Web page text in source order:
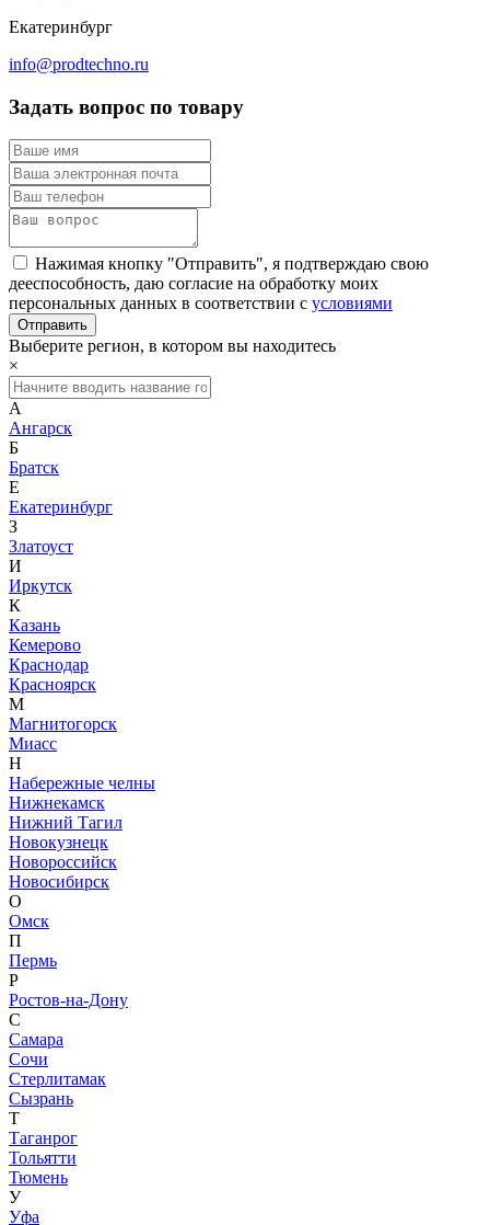
Екатеринбург
info@prodtechno.ru
Задать вопрос по товару
Нажимая кнопку "Отправить", я подтверждаю свою
дееспособность, даю согласие на обработку моих
персональных данных в соответствии с условиями
Выберите регион, в котором вы находитесь
×
А
Ангарск
Б
Братск
Е
Екатеринбург
З
Златоуст
И
Иркутск
К
Казань
Кемерово
Краснодар
Красноярск
М
Магнитогорск
Миасс
Н
Набережные челны
Нижнекамск
Нижний Тагил
Новокузнецк
Новороссийск
Новосибирск
О
Омск
П
Пермь
Р
Ростов-на-Дону
С
Самара
Сочи
Стерлитамак
Сызрань
Т
Таганрог
Тольятти
Тюмень
У
Уфа